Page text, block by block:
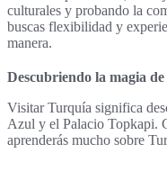
culturales y probando la
buscas flexibilidad y
manera.
Descubriendo la magia
Visitar Turquía significa
Azul y el Palacio Topkapi.
aprenderás mucho sobre